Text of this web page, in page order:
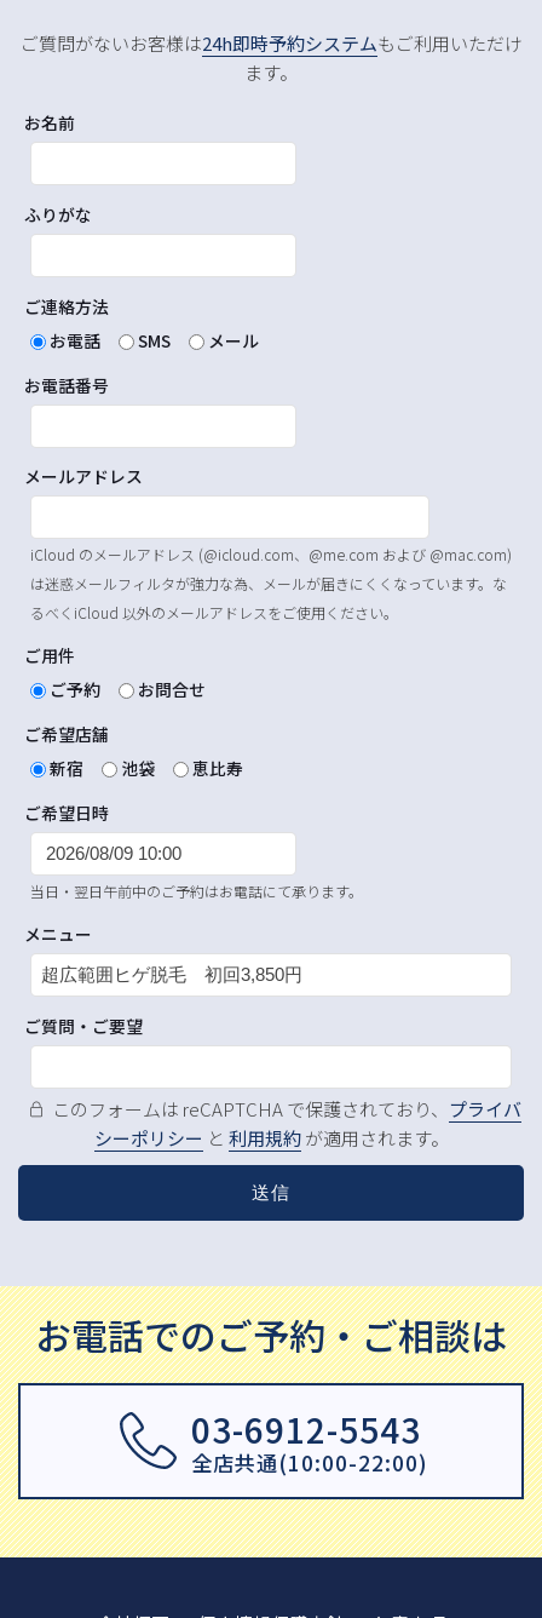
ご質問がないお客様は24h即時予約システムもご利用いただけ
ます。
お名前
ふりがな
ご連絡方法
お電話
SMS
メール
お電話番号
メールアドレス
iCloud のメールアドレス (@icloud.com、@me.com および @mac.com)
は迷惑メールフィルタが強力な為、メールが届きにくくなっています。な
るべくiCloud 以外のメールアドレスをご使用ください。
ご用件
ご予約
お問合せ
ご希望店舗
新宿
池袋
恵比寿
ご希望日時
当日・翌日午前中のご予約はお電話にて承ります。
メニュー
ご質問・ご要望
このフォームは reCAPTCHA で保護されており、
プライバ
シーポリシー と 利用規約が適用されます。
お電話でのご予約・ご相談は
03-6912-5543
全店共通(10:00-22:00)